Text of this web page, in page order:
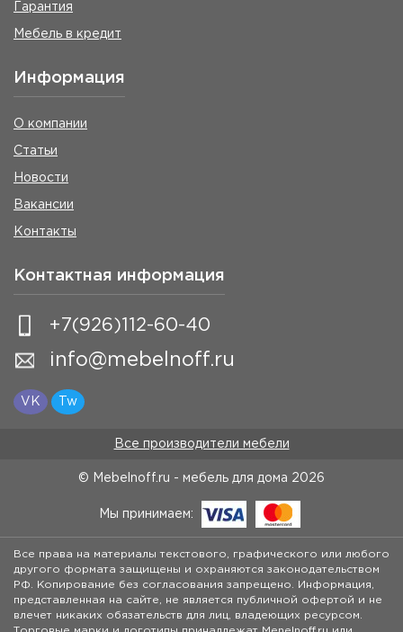
Гарантия
Мебель в кредит
Информация
О компании
Статьи
Новости
Вакансии
Контакты
Контактная информация
+7(926)112-60-40
info@mebelnoff.ru
VK Tw
Все производители мебели
© Mebelnoff.ru - мебель для дома 2026
Мы принимаем:
Все права на материалы текстового, графического или любого
другого формата защищены и охраняются законодательством
РФ. Копирование без согласования запрещено. Информация,
представленная на сайте, не является публичной офертой и не
влечет никаких обязательств для лиц, владеющих ресурсом.